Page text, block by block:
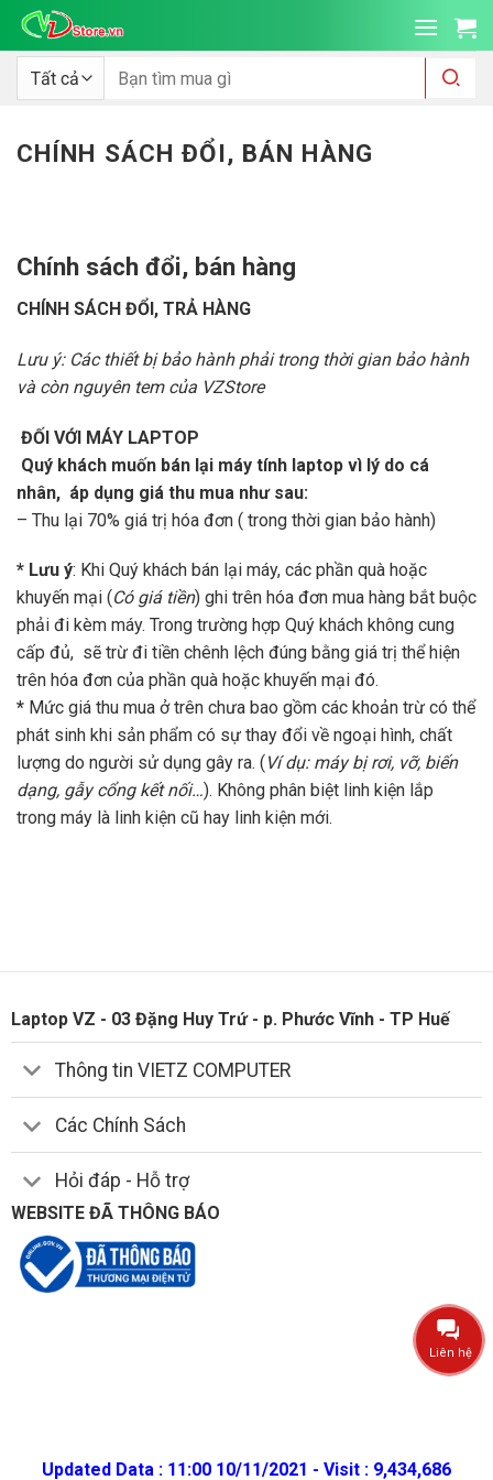
qua
dung
Tìm
kiếm:
CHÍNH SÁCH ĐỔI, BÁN HÀNG
Chính sách đổi, bán hàng
CHÍNH SÁCH ĐỔI, TRẢ HÀNG
Lưu ý: Các thiết bị bảo hành phải trong thời gian bảo hành
và còn nguyên tem của VZStore
ĐỐI VỚI MÁY LAPTOP
Quý khách muốn bán lại máy tính laptop vì lý do cá
nhân, áp dụng giá thu mua như sau:
– Thu lại 70% giá trị hóa đơn ( trong thời gian bảo hành)
* Lưu ý: Khi Quý khách bán lại máy, các phần quà hoặc
khuyến mại (Có giá tiền) ghi trên hóa đơn mua hàng bắt buộc
phải đi kèm máy. Trong trường hợp Quý khách không cung
cấp đủ, sẽ trừ đi tiền chênh lệch đúng bằng giá trị thể hiện
trên hóa đơn của phần quà hoặc khuyến mại đó.
* Mức giá thu mua ở trên chưa bao gồm các khoản trừ có thể
phát sinh khi sản phẩm có sự thay đổi về ngoại hình, chất
lượng do người sử dụng gây ra. ( Ví dụ: máy bị rơi, vỡ, biến
dạng, gẫy cổng kết nối…). Không phân biệt linh kiện lắp
trong máy là linh kiện cũ hay linh kiện mới.
Laptop VZ - 03 Đặng Huy Trứ - p. Phước Vĩnh - TP Huế
Thông tin VIETZ COMPUTER
Các Chính Sách
Hỏi đáp - Hỗ trợ
WEBSITE ĐÃ THÔNG BÁO
Updated Data : 11:00 10/11/2021 - Visit : 9,434,686
Liên hệ